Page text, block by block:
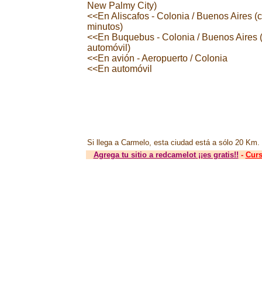
New Palmy City)
<<En Aliscafos - Colonia / Buenos Aires
minutos)
<<En Buquebus - Colonia / Buenos Aires
automóvil)
<<En avión - Aeropuerto / Colonia
<<En automóvil
Si llega a Carmelo, esta ciudad está a sólo 20 Km.
Agrega tu sitio a redcamelot¡¡es gratis!! -